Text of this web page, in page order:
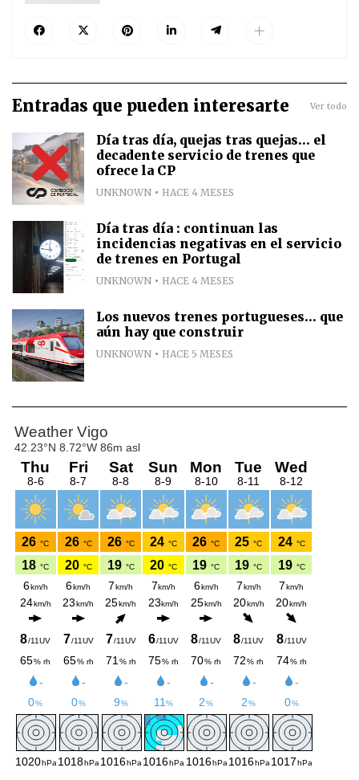
Entradas que pueden interesarte Ver todo
Día tras día, quejas tras quejas... el
decadente servicio de trenes que
ofrece la CP
UNKNOWN HACE 4 MESES
Día tras día : continuan las
incidencias negativas en el servicio
de trenes en Portugal
UNKNOWN HACE 4 MESES
Los nuevos trenes portugueses... que
aún hay que construir
UNKNOWN HACE 5 MESES